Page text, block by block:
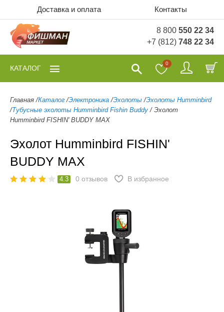
Доставка и оплата Контакты
8 800 550 22 34
+7 (812) 748 22 34
0
КАТАЛОГ
Главная /Каталог /Электроника /Эхолоты /Эхолоты Humminbird
/Тубусные эхолоты Humminbird Fishin Buddy / Эхолот
Humminbird FISHIN' BUDDY MAX
Эхолот Humminbird FISHIN'
BUDDY MAX
4.3 0 отзывов В избранное